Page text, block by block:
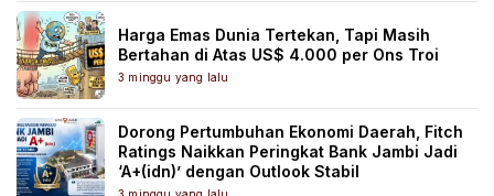
Harga Emas Dunia Tertekan, Tapi Masih
Bertahan di Atas US$ 4.000 per Ons Troi
3 minggu yang lalu
Dorong Pertumbuhan Ekonomi Daerah, Fitch
Ratings Naikkan Peringkat Bank Jambi Jadi
‘A+(idn)’ dengan Outlook Stabil